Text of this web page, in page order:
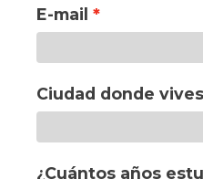
E-mail
Ciudad donde
¿Cuántos años